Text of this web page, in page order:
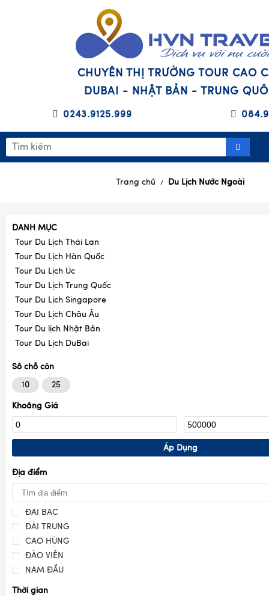
CHUYÊN THỊ TRƯỜNG TOUR CAO
DUBAI - NHẬT BẢN - TRUNG
0243.9125.999
Trang chủ / Du Lịch Nước Ngoài
DANH MỤC
Tour Du Lịch Thái Lan
Tour Du Lịch Hàn Quốc
Tour Du Lịch Úc
Tour Du Lịch Trung Quốc
Tour Du Lịch Singapore
Tour Du Lịch Châu Âu
Tour Du lịch Nhật Bản
Tour Du Lịch DuBai
Số chỗ còn
10 25
Khoảng Giá
Áp Dụng
Địa điểm
ĐÀI BẮC
ĐÀI TRUNG
CAO HÙNG
ĐÀO VIÊN
NAM ĐẦU
Thời gian